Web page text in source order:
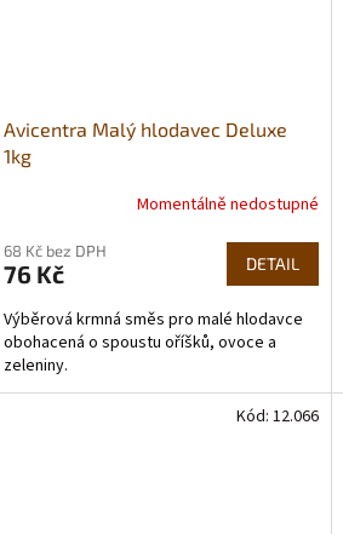
Avicentra Malý hlodavec Deluxe
1kg
Momentálně nedostupné
68 Kč bez DPH
76 Kč DETAIL
Výběrová krmná směs pro malé hlodavce
obohacená o spoustu oříšků, ovoce a
zeleniny.
Kód: 12.066